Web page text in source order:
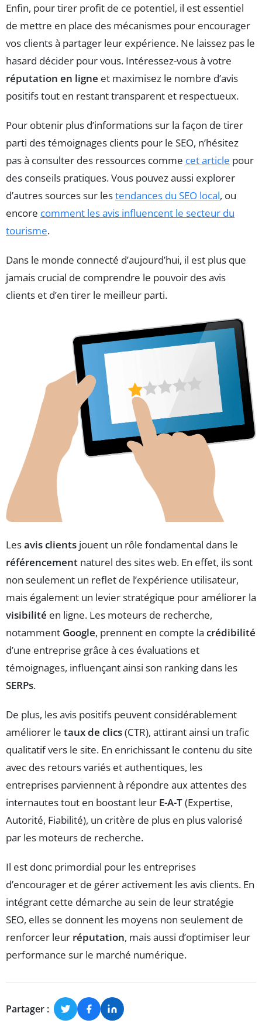
Enfin, pour tirer profit de ce potentiel, il est essentiel
de mettre en place des mécanismes pour encourager
vos clients à partager leur expérience. Ne laissez pas le
hasard décider pour vous. Intéressez-vous à votre
réputation en ligne et maximisez le nombre d’avis
positifs tout en restant transparent et respectueux.
Pour obtenir plus d’informations sur la façon de tirer
parti des témoignages clients pour le SEO, n’hésitez
pas à consulter des ressources comme cet article pour
des conseils pratiques. Vous pouvez aussi explorer
d’autres sources sur lestendances du SEO local, ou
encore comment les avis influencent le secteur du
tourisme.
Dans le monde connecté d’aujourd’hui, il est plus que
jamais crucial de comprendre le pouvoir des avis
clients et d’en tirer le meilleur parti.
Lesavis clients jouent un rôle fondamental dans le
référencement naturel des sites web. En effet, ils sont
non seulement un reflet de l’expérience utilisateur,
mais également un levier stratégique pour améliorer la
visibilité en ligne. Les moteurs de recherche,
notamment Google, prennent en compte la crédibilité
d’une entreprise grâce à ces évaluations et
témoignages, influençant ainsi son ranking dans les
SERPs.
De plus, les avis positifs peuvent considérablement
améliorer le taux de clics(CTR), attirant ainsi un trafic
qualitatif vers le site. En enrichissant le contenu du site
avec des retours variés et authentiques, les
entreprises parviennent à répondre aux attentes des
internautes tout en boostant leur E-A-T(Expertise,
Autorité, Fiabilité), un critère de plus en plus valorisé
par les moteurs de recherche.
Il est donc primordial pour les entreprises
d’encourager et de gérer activement les avis clients. En
intégrant cette démarche au sein de leur stratégie
SEO, elles se donnent les moyens non seulement de
renforcer leur réputation, mais aussi d’optimiser leur
performance sur le marché numérique.
Partager :